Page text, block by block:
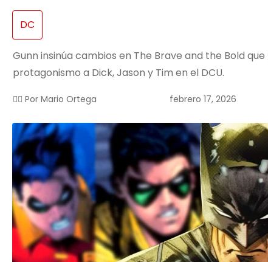
DC
Gunn insinúa cambios en The Brave and the Bold
protagonismo a Dick, Jason y Tim en el DCU.
✍🏻 Por Mario Ortega febrero 17, 2026